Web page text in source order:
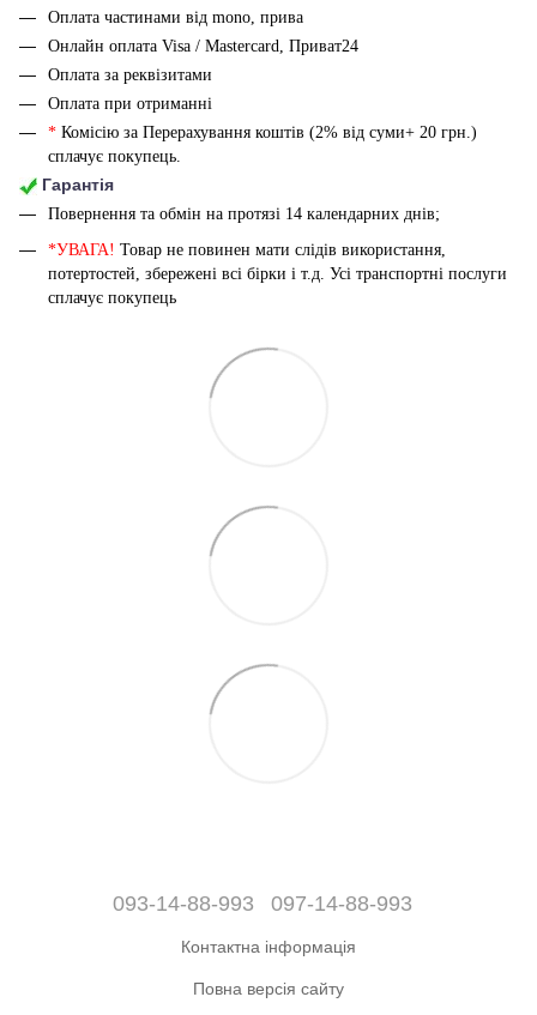
Оплата частинами від mono, прива
Онлайн оплата Visa / Mastercard, Приват24
Оплата за реквізитами
Оплата при отриманні
* Комісію за Перерахування коштів (2% від суми+ 20 грн.)
сплачує покупець.
Гарантія
Повернення та обмін на протязі 14 календарних днів;
*УВАГА! Товар не повинен мати слідів використання,
потертостей, збережені всі бірки і т.д. Усі транспортні послуги
сплачує покупець
093-14-88-993 097-14-88-993
Контактна інформація
Повна версія сайту